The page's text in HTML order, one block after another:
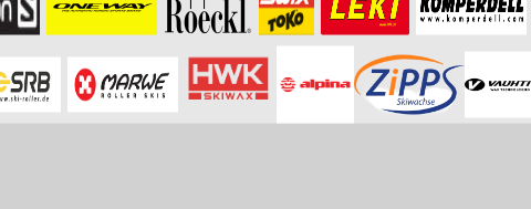
Informationen besuchen Sie bitte dieHomepagezu diesem Artikel.